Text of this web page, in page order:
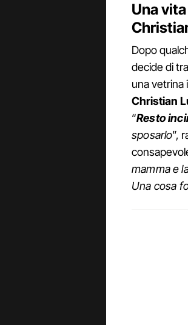
Una
Dopo
decide di
una vetrina
Christian
“Resto
sposarlo”,
mamma e
Una cosa